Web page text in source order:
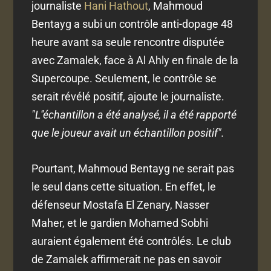
journaliste Hani Hathout, Mahmoud
Bentayg a subi un contrôle anti-dopage 48
heure avant sa seule rencontre disputée
avec Zamalek, face à Al Ahly en finale de la
Supercoupe. Seulement, le contrôle se
serait révélé positif, ajoute le journaliste.
"L''échantillon a été analysé, il a été rapporté
que le joueur avait un échantillon positif".
Pourtant, Mahmoud Bentayg ne serait pas
le seul dans cette situation. En effet, le
défenseur Mostafa El Zenary, Nasser
Maher, et le gardien Mohamed Sobhi
auraient également été contrôlés. Le club
de Zamalek affirmerait ne pas en savoir